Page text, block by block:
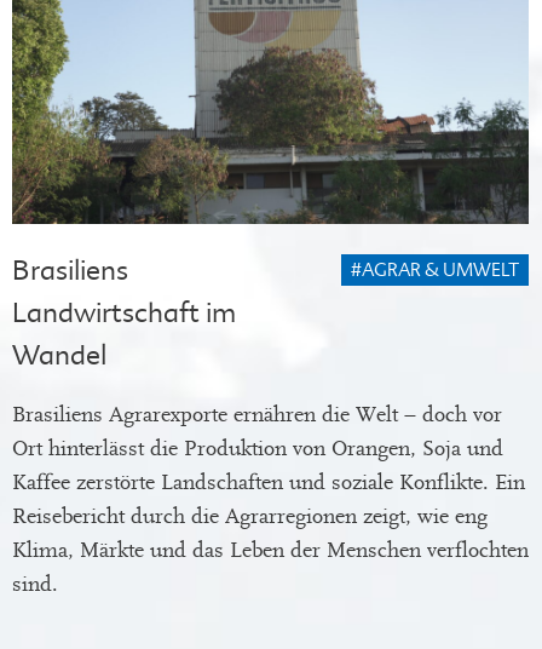
#AGRAR & UMWELT
Brasiliens
Landwirtschaft im
Wandel
Brasiliens Agrarexporte ernähren die Welt – doch vor
Ort hinterlässt die Produktion von Orangen, Soja und
Kaffee zerstörte Landschaften und soziale Konflikte. Ein
Reisebericht durch die Agrarregionen zeigt, wie eng
Klima, Märkte und das Leben der Menschen verflochten
sind.